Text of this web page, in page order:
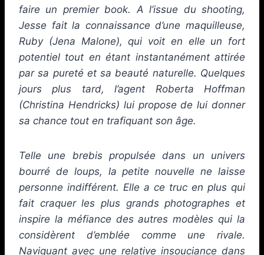
faire un premier book. A l’issue du shooting,
Jesse fait la connaissance d’une maquilleuse,
Ruby (Jena Malone), qui voit en elle un fort
potentiel tout en étant instantanément attirée
par sa pureté et sa beauté naturelle. Quelques
jours plus tard, l’agent Roberta Hoffman
(Christina Hendricks) lui propose de lui donner
sa chance tout en trafiquant son âge.
Telle une brebis propulsée dans un univers
bourré de loups, la petite nouvelle ne laisse
personne indifférent. Elle a ce truc en plus qui
fait craquer les plus grands photographes et
inspire la méfiance des autres modèles qui la
considèrent d’emblée comme une rivale.
Naviguant avec une relative insouciance dans